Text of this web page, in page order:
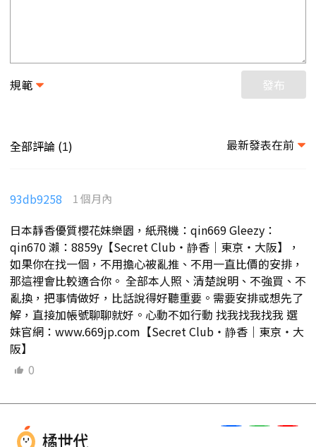
規範 發布
全部評論 (1) 最新發表在前
93db9258 1 個月內
日本靜香優質櫻花妹樂園，紙飛機：qin669 Gleezy：
qin670 瀨：8859y【Secret Club・静香｜東京・大阪】，
如果你在找一個，不用擔心被亂推、不用一直比價的安排，
那這裡會比較適合你。 全部本人照、清楚說明、不強買、不
亂換，把事情做好，比話說得好聽重要。需要安排或想先了
解，直接加帳號聊聊就好。心動不如行動 找我找我找我 選
妹官網：www.669jp.com【Secret Club・静香｜東京・大
阪】
0